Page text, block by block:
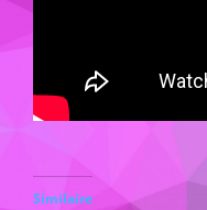
Similaire